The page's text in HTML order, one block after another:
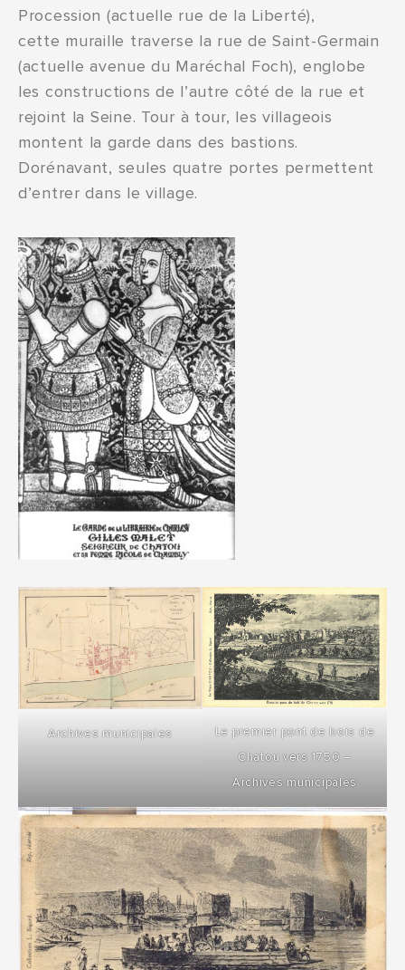
Procession (actuelle rue de la Liberté),
cette muraille traverse la rue de Saint-Germain
(actuelle avenue du Maréchal Foch), englobe
les constructions de l’autre côté de la rue et
rejoint la Seine. Tour à tour, les villageois
montent la garde dans des bastions.
Dorénavant, seules quatre portes permettent
d’entrer dans le village.
Archives municipales
Le premier pont de bois de
Chatou vers 1750 –
Archives municipales